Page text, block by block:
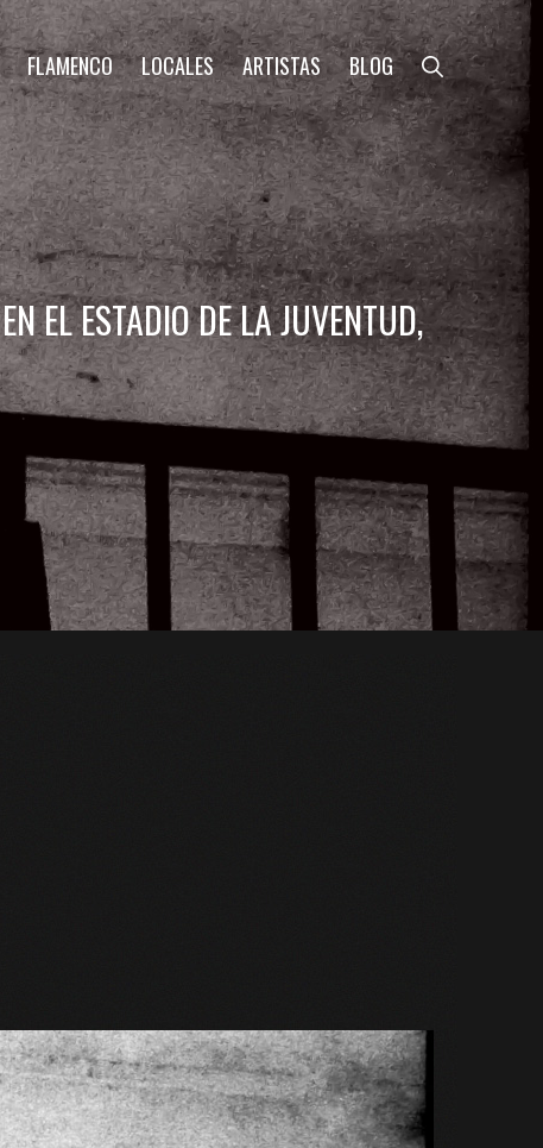
FLAMENCO LOCALES ARTISTAS BLOG
EL ESTADIO DE LA JUVENTUD,